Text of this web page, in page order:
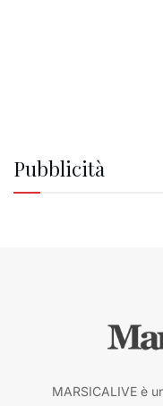
Pubblicità
MARSICALIVE è